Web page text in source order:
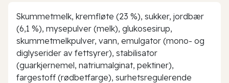
Skummetmelk, kremfløte (23 %), sukker, jordbær
(6,1 %), mysepulver (melk), glukosesirup,
skummetmelkpulver, vann, emulgator (mono- og
diglyserider av fettsyrer), stabilisator
(guarkjernemel, natriumalginat, pektiner),
fargestoff (rødbetfarge), surhetsregulerende